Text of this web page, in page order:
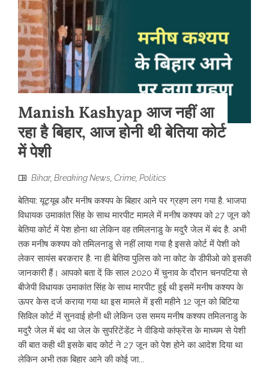
Manish Kashyap आज नहीं आ
रहा है बिहार, आज होनी थी बेतिया कोर्ट
में पेशी
Bihar, Breaking News Crime Politics
बेतिया: यूट्यूब और मनीष कश्यप के बिहार आने पर ग्रहण लग गया है. भाजपा
विधायक उमाकांत सिंह के साथ मारपीट मामले में मनीष कश्यप को 27 जून को
बेतिया कोर्ट में पेश होना था लेकिन वह तमिलनाडु के मदुरै जेल में बंद है. अभी
तक मनीष कश्यप को तमिलनाडु से नहीं लाया गया है इससे कोर्ट में पेशी को
लेकर सायंस बरकरार है. ना ही बेतिया पुलिस को ना कोट के डीपीओ को इसकी
जानकारी हैं। आपको बता दें कि साल 2020 में चुनाव के दौरान चनपटिया से
बीजेपी विधायक उमाकांत सिंह के साथ मारपीट हुई थी इसमें मनीष कश्यप के
ऊपर केस दर्ज कराया गया था इस मामले में इसी महीने 12 जून को बिटिया
सिविल कोर्ट में सुनवाई होनी थी लेकिन उस समय मनीष कश्यप तमिलनाडु के
मदुरै जेल में बंद था जेल के सुपरिटेंडेंट ने वीडियो कांफ्रेंस के माध्यम से पेशी
की बात कही थी इसके बाद कोर्ट ने 27 जून को पेश होने का आदेश दिया था
लेकिन अभी तक बिहार आने की कोई जा...